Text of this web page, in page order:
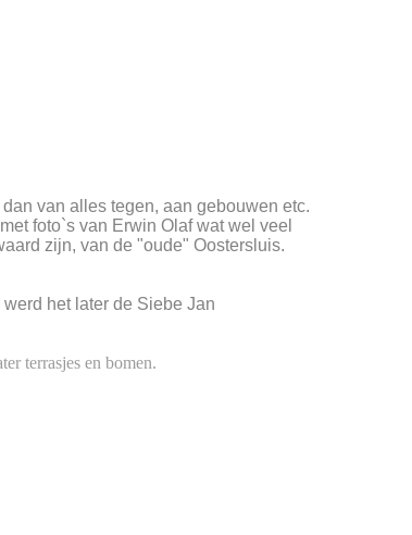
van alles tegen, aan gebouwen etc.
foto`s van Erwin Olaf wat wel veel
zijn, van de "oude" Oostersluis.
het later de Siebe Jan
terrasjes en bomen.